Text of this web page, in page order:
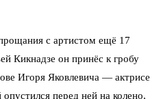
с артистом ещё 17
Кикнадзе он принёс к гробу
Игоря Яковлевича — актрисе
перед ней на колено,